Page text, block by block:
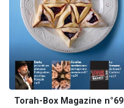
Torah-Box Magazine n°69